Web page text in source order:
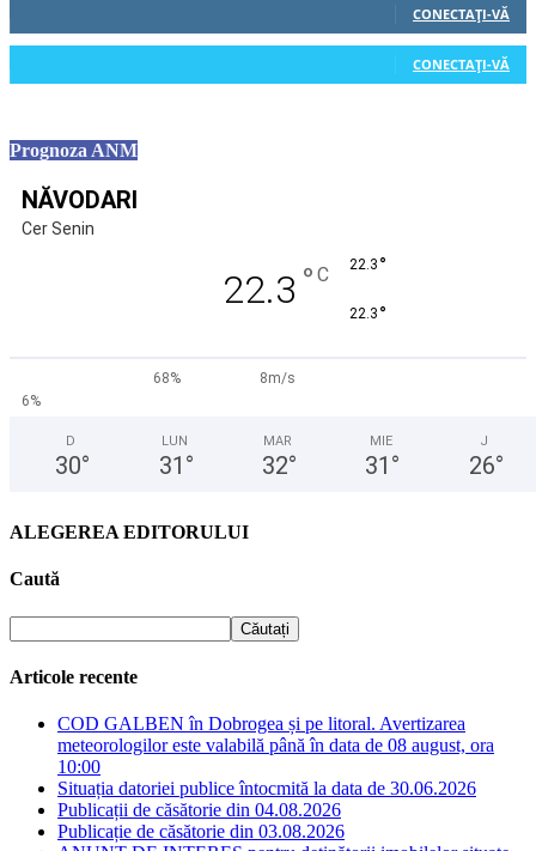
CONECTAȚI-VĂ
CONECTAȚI-VĂ
Prognoza ANM
NĂVODARI
Cer Senin
22.3 ° C 22.3 °
22.3 °
68%
8m/s
6%
D
30°
LUN
31 °
MAR
32°
MIE
31 °
J
26°
ALEGEREA EDITORULUI
Caută
Articole recente
COD GALBEN în Dobrogea și pe litoral. Avertizarea
meteorologilor este valabilă până în data de 08 august, ora
10:00
Situația datoriei publice întocmită la data de 30.06.2026
Publicații de căsătorie din 04.08.2026
Publicație de căsătorie din 03.08.2026